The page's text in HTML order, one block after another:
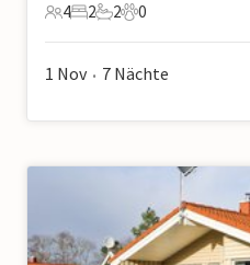
4 Gäste
4
2 Schlafzimmer
2
2 Badezimmer
2
0 Haustiere
0
1 Nov • 7 Nächte